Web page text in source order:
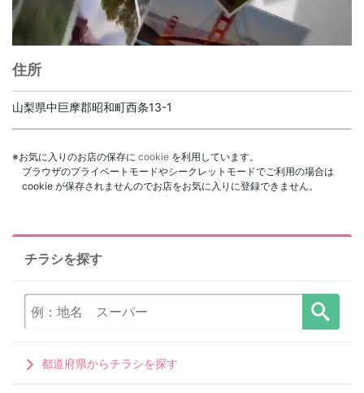
住所
山梨県中巨摩郡昭和町西条13-1
※お気に入りのお店の保存に cookie を利用しています。
ブラウザのプライベートモードやシークレットモードでご利用の場合は
cookie が保存されませんのでお店をお気に入りに登録できません。
チラシを探す
都道府県からチラシを探す